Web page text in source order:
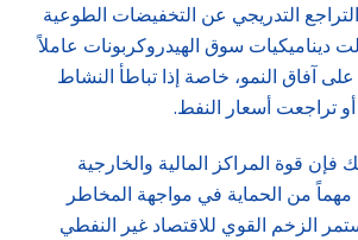
التدريجي عن التخفيضات الطوعية
ديناميكيات سوق الهيدروكربونات عاملاً
آفاق النمو، خاصة إذا تباطأ النشاط
أو تراجعت أسعار النفط.
فإن قوة المراكز المالية والخارجية
من الحماية في مواجهة المخاطر
الزخم القوي للاقتصاد غير النفطي